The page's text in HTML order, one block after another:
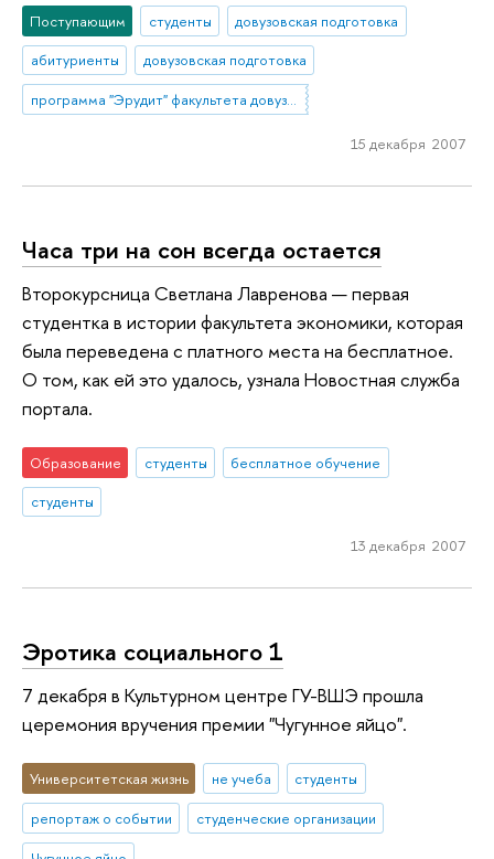
Поступающим студенты
довузовская подготовка
абитуриенты
довузовская подготовка
программа "Эрудит" факультета довузовской подготовки
15 декабря 2007
Часа три на сон всегда остается
Второкурсница Светлана Лавренова — первая
студентка в истории факультета экономики, которая
была переведена с платного места на бесплатное.
О том, как ей это удалось, узнала Новостная служба
портала.
Образование студенты
бесплатное обучение
студенты
13 декабря 2007
Эротика социального 1
7 декабря в Культурном центре ГУ-ВШЭ прошла
церемония вручения премии "Чугунное яйцо".
Университетская жизнь не учеба
студенты
репортаж о событии
студенческие организации